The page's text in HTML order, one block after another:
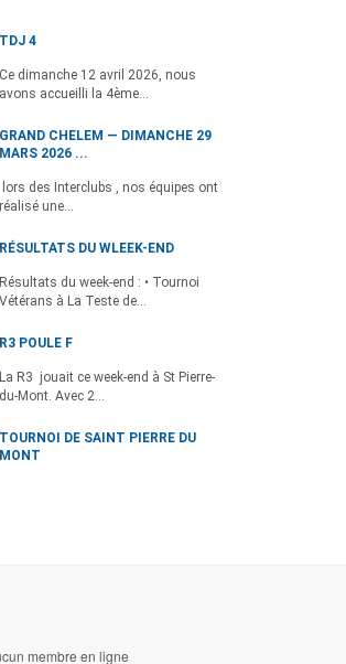
TDJ 4
Ce dimanche 12 avril 2026, nous
avons accueilli la 4ème...
GRAND CHELEM — DIMANCHE 29
MARS 2026 ...
lors des Interclubs , nos équipes ont
réalisé une...
RÉSULTATS DU WLEEK-END
Résultats du week-end : • Tournoi
Vétérans à La Teste de...
R3 POULE F
La R3 jouait ce week-end à St Pierre-
du-Mont. Avec 2...
TOURNOI DE SAINT PIERRE DU
MONT
membre en ligne